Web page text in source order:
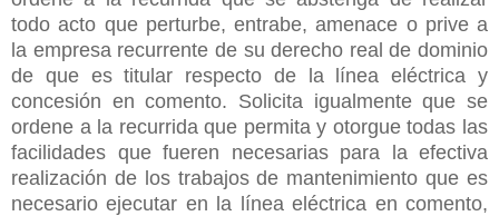
todo acto que perturbe, entrabe, amenace o prive a
la empresa recurrente de su derecho real de dominio
de que es titular respecto de la línea eléctrica y
concesión en comento. Solicita igualmente que se
ordene a la recurrida que permita y otorgue todas las
facilidades que fueren necesarias para la efectiva
realización de los trabajos de mantenimiento que es
necesario ejecutar en la línea eléctrica en comento,